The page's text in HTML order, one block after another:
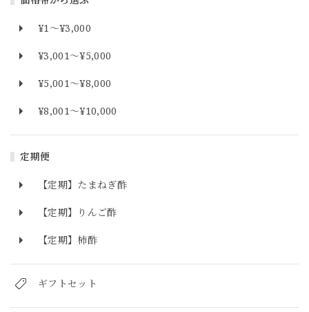
¥1〜¥3,000
¥3,001〜¥5,000
¥5,001〜¥8,000
¥8,001〜¥10,000
定期便
【定期】たまねぎ酢
【定期】りんご酢
【定期】柿酢
ギフトセット